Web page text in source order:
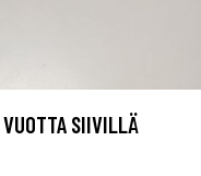
SIIVILLÄ